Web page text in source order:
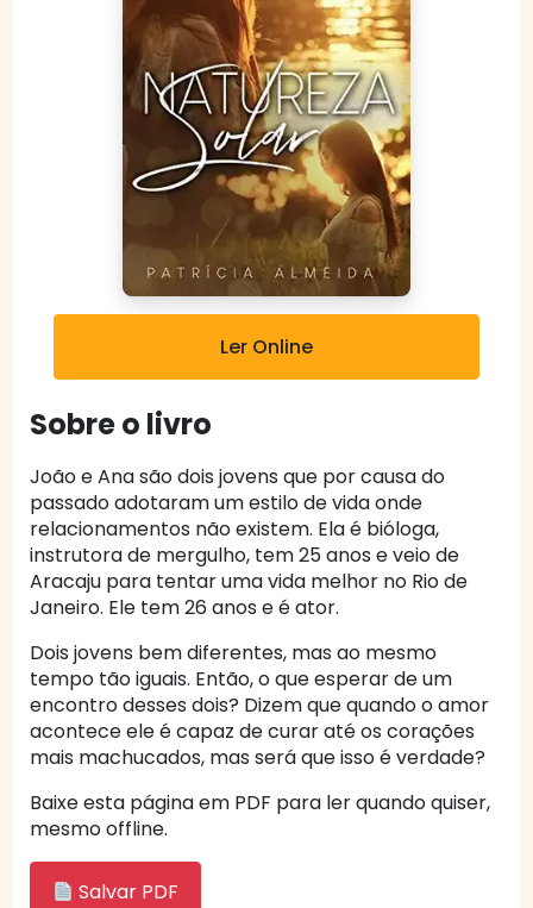
Ler Online
Sobre o livro
João e Ana são dois jovens que por causa do
passado adotaram um estilo de vida onde
relacionamentos não existem. Ela é bióloga,
instrutora de mergulho, tem 25 anos e veio de
Aracaju para tentar uma vida melhor no Rio de
Janeiro. Ele tem 26 anos e é ator.
Dois jovens bem diferentes, mas ao mesmo
tempo tão iguais. Então, o que esperar de um
encontro desses dois? Dizem que quando o amor
acontece ele é capaz de curar até os corações
mais machucados, mas será que isso é verdade?
Baixe esta página em PDF para ler quando quiser,
mesmo offline.
Salvar PDF